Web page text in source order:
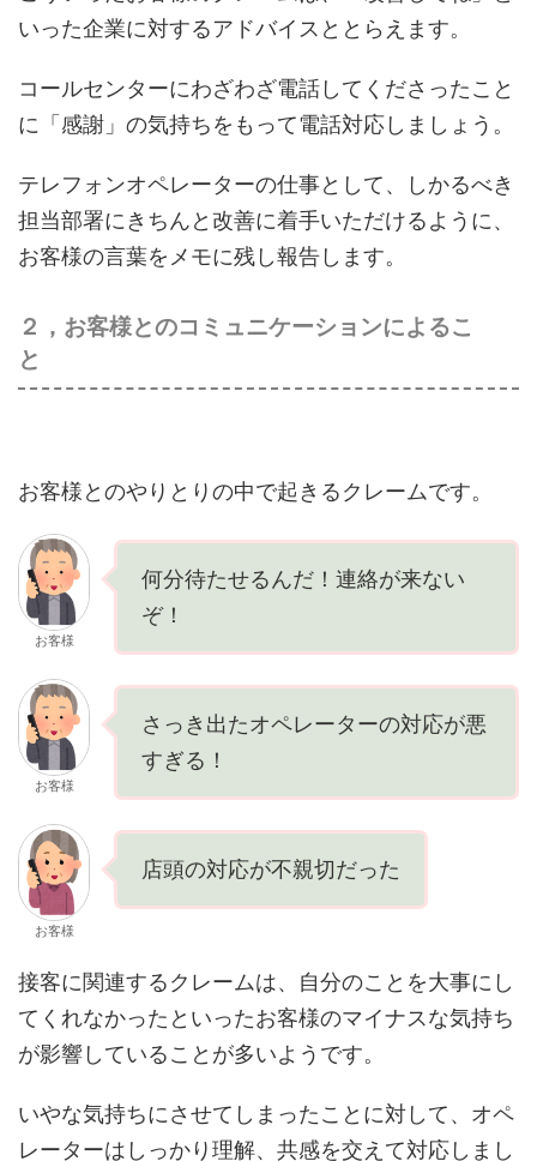
いった企業に対するアドバイスととらえます。
コールセンターにわざわざ電話してくださったこと
に「感謝」の気持ちをもって電話対応しましょう。
テレフォンオペレーターの仕事として、しかるべき
担当部署にきちんと改善に着手いただけるように、
お客様の言葉をメモに残し報告します。
２，お客様とのコミュニケーションによるこ
と
お客様とのやりとりの中で起きるクレームです。
お客様
何分待たせるんだ！連絡が来ない
ぞ！
お客様
さっき出たオペレーターの対応が悪
すぎる！
お客様
店頭の対応が不親切だった
接客に関連するクレームは、自分のことを大事にし
てくれなかったといったお客様のマイナスな気持ち
が影響していることが多いようです。
いやな気持ちにさせてしまったことに対して、オペ
レーターはしっかり理解、共感を交えて対応しまし